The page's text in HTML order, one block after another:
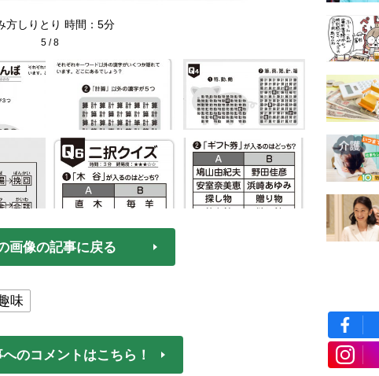
方しりとり 時間：5分
5/8
画像の記事に戻る
味
のコメントはこちら！